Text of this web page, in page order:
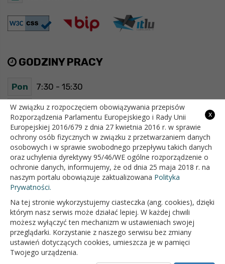
GODZINY PRACY
Pon 7:30 - 15:30
Wt 7:30 - 15:30
Śr 7:30 - 15:30
Czw 7:30 - 15:30
Pt 7:30 - 15:30
OFICJALNY SERWIS INTERNETOWY GMINY BIAŁOPOLE
x
W związku z rozpoczęciem obowiązywania przepisów
Rozporządzenia Parlamentu Europejskiego i Rady Unii
Europejskiej 2016/679 z dnia 27 kwietnia 2016 r. w sprawie
ochrony osób fizycznych w związku z przetwarzaniem danych
osobowych i w sprawie swobodnego przepływu takich danych
oraz uchylenia dyrektywy 95/46/WE ogólne rozporządzenie o
ochronie danych, informujemy, że od dnia 25 maja 2018 r. na
naszym portalu obowiązuje zaktualizowana Polityka
Prywatności.
Na tej stronie wykorzystujemy ciasteczka (ang. cookies), dzięki
którym nasz serwis może działać lepiej. W każdej chwili
możesz wyłączyć ten mechanizm w ustawieniach swojej
przeglądarki. Korzystanie z naszego serwisu bez zmiany
ustawień dotyczących cookies, umieszcza je w pamięci
Twojego urządzenia.